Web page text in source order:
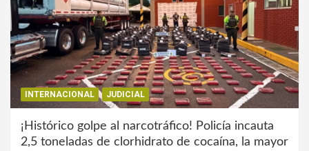
INTERNACIONAL JUDICIAL
¡Histórico golpe al narcotráfico! Policía incauta
2,5 toneladas de clorhidrato de cocaína, la mayor